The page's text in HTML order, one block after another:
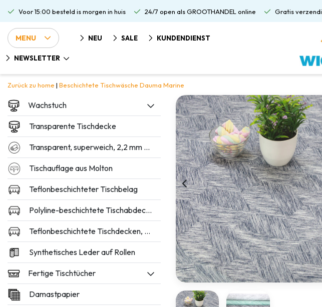
Voor 15:00 besteld is morgen in huis 24/7 open als GROOTHANDEL online Gratis
MENU NEU SALE KUNDENDIENST
NEWSLETTER
Zurück zu home | Beschichtete Tischwäsche Dauma Marine
Wachstuch
Transparente Tischdecke
Transparent, superweich, 2,2 mm dick
Tischauflage aus Molton
Teflonbeschichteter Tischbelag
Polyline-beschichtete Tischabdeckung
Teflonbeschichtete Tischdecken, 160 und 180 cm breit
Synthetisches Leder auf Rollen
Fertige Tischtücher
Damastpapier